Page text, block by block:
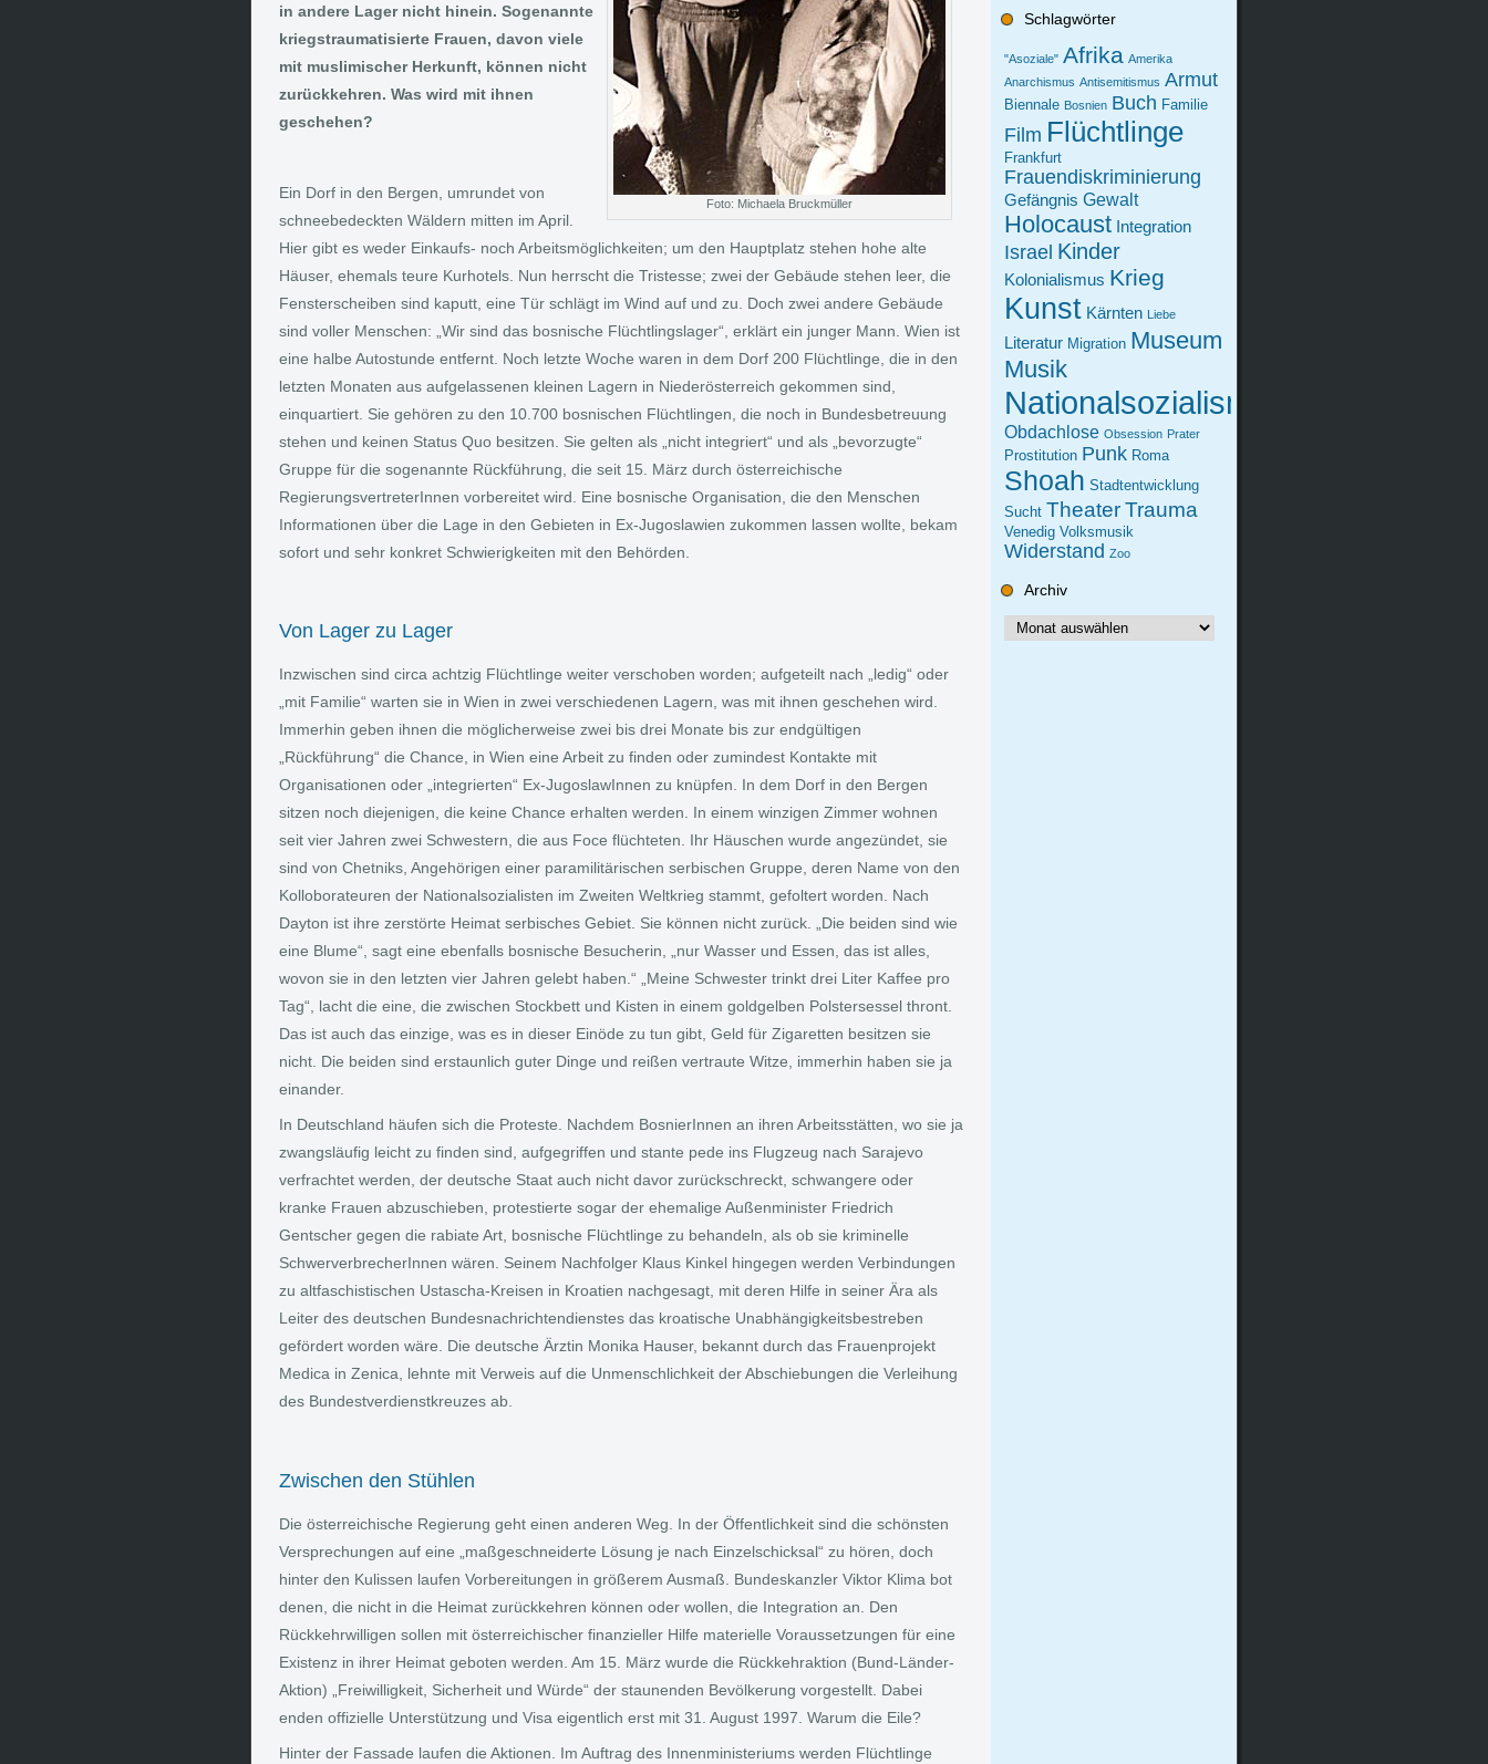
Foto: Michaela Bruckmüller
in andere Lager nicht hinein. Sogenannte
kriegstraumatisierte Frauen, davon viele
mit muslimischer Herkunft, können nicht
zurückkehren. Was wird mit ihnen
geschehen?
Ein Dorf in den Bergen, umrundet von
schneebedeckten Wäldern mitten im April.
Hier gibt es weder Einkaufs- noch Arbeitsmöglichkeiten; um den Hauptplatz stehen hohe alte
Häuser, ehemals teure Kurhotels. Nun herrscht die Tristesse; zwei der Gebäude stehen leer, die
Fensterscheiben sind kaputt, eine Tür schlägt im Wind auf und zu. Doch zwei andere Gebäude
sind voller Menschen: „Wir sind das bosnische Flüchtlingslager“, erklärt ein junger Mann. Wien ist
eine halbe Autostunde entfernt. Noch letzte Woche waren in dem Dorf 200 Flüchtlinge, die in den
letzten Monaten aus aufgelassenen kleinen Lagern in Niederösterreich gekommen sind,
einquartiert. Sie gehören zu den 10.700 bosnischen Flüchtlingen, die noch in Bundesbetreuung
stehen und keinen Status Quo besitzen. Sie gelten als „nicht integriert“ und als „bevorzugte“
Gruppe für die sogenannte Rückführung, die seit 15. März durch österreichische
RegierungsvertreterInnen vorbereitet wird. Eine bosnische Organisation, die den Menschen
Informationen über die Lage in den Gebieten in Ex-Jugoslawien zukommen lassen wollte, bekam
sofort und sehr konkret Schwierigkeiten mit den Behörden.
Von Lager zu Lager
Inzwischen sind circa achtzig Flüchtlinge weiter verschoben worden; aufgeteilt nach „ledig“ oder
„mit Familie“ warten sie in Wien in zwei verschiedenen Lagern, was mit ihnen geschehen wird.
Immerhin geben ihnen die möglicherweise zwei bis drei Monate bis zur endgültigen
„Rückführung“ die Chance, in Wien eine Arbeit zu finden oder zumindest Kontakte mit
Organisationen oder „integrierten“ Ex-JugoslawInnen zu knüpfen. In dem Dorf in den Bergen
sitzen noch diejenigen, die keine Chance erhalten werden. In einem winzigen Zimmer wohnen
seit vier Jahren zwei Schwestern, die aus Foce flüchteten. Ihr Häuschen wurde angezündet, sie
sind von Chetniks, Angehörigen einer paramilitärischen serbischen Gruppe, deren Name von den
Kolloborateuren der Nationalsozialisten im Zweiten Weltkrieg stammt, gefoltert worden. Nach
Dayton ist ihre zerstörte Heimat serbisches Gebiet. Sie können nicht zurück. „Die beiden sind wie
eine Blume“, sagt eine ebenfalls bosnische Besucherin, „nur Wasser und Essen, das ist alles,
wovon sie in den letzten vier Jahren gelebt haben.“ „Meine Schwester trinkt drei Liter Kaffee pro
Tag“, lacht die eine, die zwischen Stockbett und Kisten in einem goldgelben Polstersessel thront.
Das ist auch das einzige, was es in dieser Einöde zu tun gibt, Geld für Zigaretten besitzen sie
nicht. Die beiden sind erstaunlich guter Dinge und reißen vertraute Witze, immerhin haben sie ja
einander.
In Deutschland häufen sich die Proteste. Nachdem BosnierInnen an ihren Arbeitsstätten, wo sie ja
zwangsläufig leicht zu finden sind, aufgegriffen und stante pede ins Flugzeug nach Sarajevo
verfrachtet werden, der deutsche Staat auch nicht davor zurückschreckt, schwangere oder
kranke Frauen abzuschieben, protestierte sogar der ehemalige Außenminister Friedrich
Gentscher gegen die rabiate Art, bosnische Flüchtlinge zu behandeln, als ob sie kriminelle
SchwerverbrecherInnen wären. Seinem Nachfolger Klaus Kinkel hingegen werden Verbindungen
zu altfaschistischen Ustascha-Kreisen in Kroatien nachgesagt, mit deren Hilfe in seiner Ära als
Leiter des deutschen Bundesnachrichtendienstes das kroatische Unabhängigkeitsbestreben
gefördert worden wäre. Die deutsche Ärztin Monika Hauser, bekannt durch das Frauenprojekt
Medica in Zenica, lehnte mit Verweis auf die Unmenschlichkeit der Abschiebungen die Verleihung
des Bundestverdienstkreuzes ab.
Zwischen den Stühlen
Die österreichische Regierung geht einen anderen Weg. In der Öffentlichkeit sind die schönsten
Versprechungen auf eine „maßgeschneiderte Lösung je nach Einzelschicksal“ zu hören, doch
hinter den Kulissen laufen Vorbereitungen in größerem Ausmaß. Bundeskanzler Viktor Klima bot
denen, die nicht in die Heimat zurückkehren können oder wollen, die Integration an. Den
Rückkehrwilligen sollen mit österreichischer finanzieller Hilfe materielle Voraussetzungen für eine
Existenz in ihrer Heimat geboten werden. Am 15. März wurde die Rückkehraktion (Bund-Länder-
Aktion) „Freiwilligkeit, Sicherheit und Würde“ der staunenden Bevölkerung vorgestellt. Dabei
enden offizielle Unterstützung und Visa eigentlich erst mit 31. August 1997. Warum die Eile?
Hinter der Fassade laufen die Aktionen. Im Auftrag des Innenministeriums werden Flüchtlinge
Schlagwörter
"Asoziale" Afrika Amerika
Anarchismus Antisemitismus Armut
Biennale Bosnien Buch Familie
Film Flüchtlinge
Frankfurt
Frauendiskriminierung
Gefängnis Gewalt
Holocaust Integration
Israel Kinder
Kolonialismus Krieg
Kunst Kärnten Liebe
Literatur Migration Museum
Musik
Nationalsozialismus
Obdachlose Obsession Prater
Prostitution Punk Roma
Shoah Stadtentwicklung
Sucht TheaterTrauma
Venedig Volksmusik
Widerstand Zoo
Archiv
Archiv